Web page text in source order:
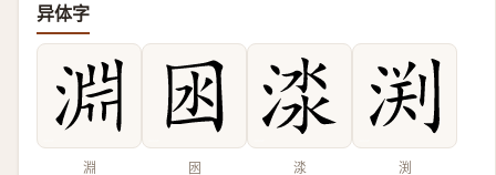
异体字
淵 囦 渁 渕